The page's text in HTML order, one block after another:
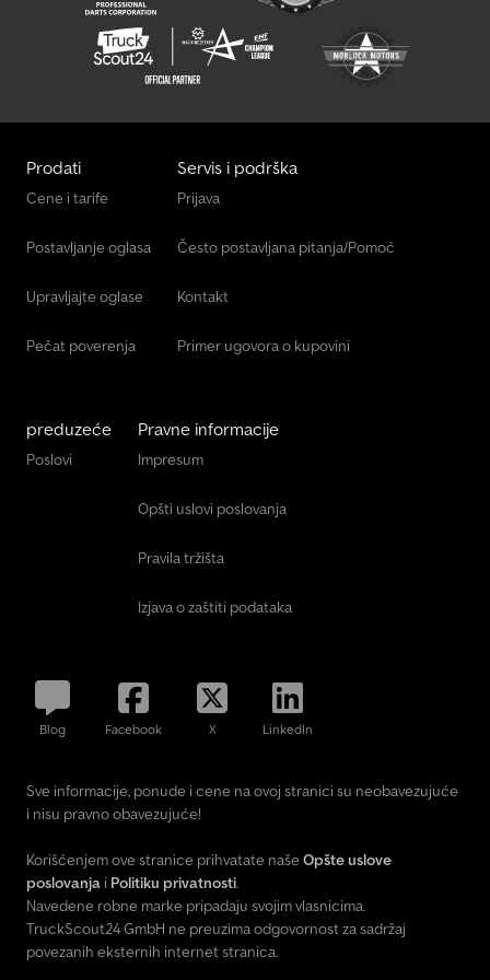
Prodati
Cene i tarife
Postavljanje oglasa
Upravljajte oglase
Pečat poverenja
Servis i podrška
Prijava
Često postavljana pitanja/Pomoć
Kontakt
Primer ugovora o kupovini
preduzeće
Poslovi
Pravne informacije
Impresum
Opšti uslovi poslovanja
Pravila tržišta
Izjava o zaštiti podataka
Blog Facebook X LinkedIn
Sve informacije, ponude i cene na ovoj stranici su neobavezujuće
i nisu pravno obavezujuće!
Korišćenjem ove stranice prihvatate naše Opšte uslove
poslovanja i Politiku privatnosti.
Navedene robne marke pripadaju svojim vlasnicima.
TruckScout24 GmbH ne preuzima odgovornost za sadržaj
povezanih eksternih internet stranica.